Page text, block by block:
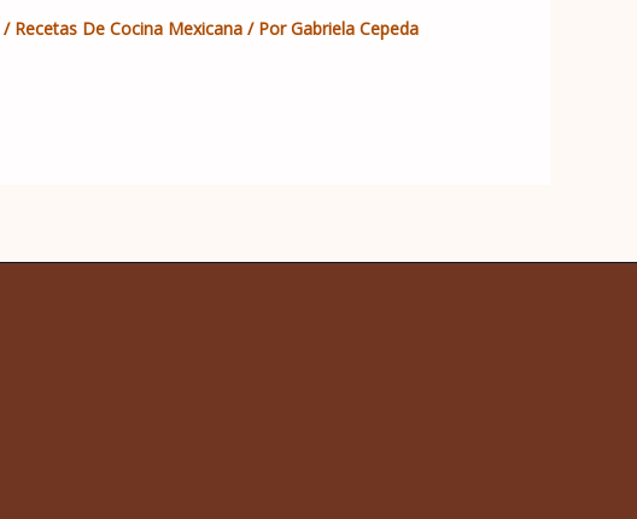
/ Recetas De Cocina Mexicana/ PorGabriela Cepeda